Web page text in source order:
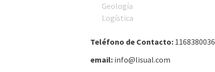
Geología
Logística
Teléfono de Contacto: 1168380036
email: info@lisual.com